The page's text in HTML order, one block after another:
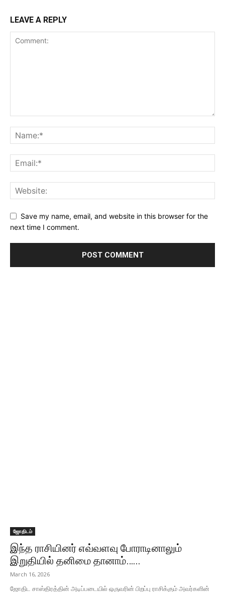
LEAVE A REPLY
Save my name, email, and website in this browser for the
next time I comment.
ஜோதிடம்
இந்த ராசியினர் எவ்வளவு போராடினாலும்
இறுதியில் தனிமை தானாம்…...
March 16, 2026
ஜோதிட சாஸ்திரத்தின் அடிப்படையில் ஒருவரின் பிறப்பு ராசிக்கும் அவர்களின்